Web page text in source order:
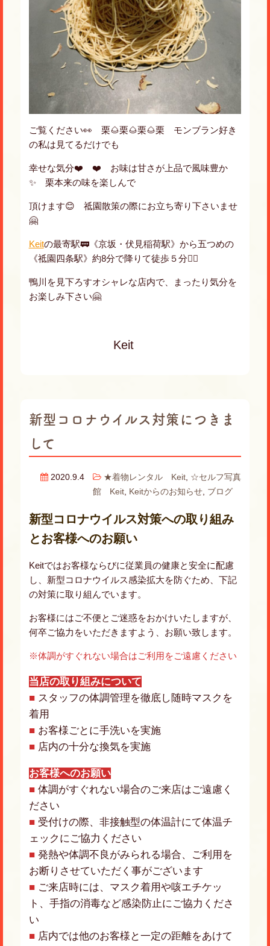
ご覧ください👀 栗🌰栗🌰栗🌰栗 モンブラン好き
の私は見てるだけでも
幸せな気分❤️ ❤️ お味は甘さが上品で風味豊か
✨ 栗本来の味を楽しんで
頂けます😊 祗園散策の際にお立ち寄り下さいませ
🤗
Keitの最寄駅🚃《京坂・伏見稲荷駅》から五つめの
《祗園四条駅》約8分で降りて徒歩５分🚶‍♂️
鴨川を見下ろすオシャレな店内で、まったり気分を
お楽しみ下さい🤗
Keit
新型コロナウイルス対策につきま
して
2020.9.4 ★着物レンタル Keit, ☆セルフ写真
館 Keit, Keitからのお知らせ, ブログ
新型コロナウイルス対策への取り組み
とお客様へのお願い
Keitではお客様ならびに従業員の健康と安全に配慮
し、新型コロナウイルス感染拡大を防ぐため、下記
の対策に取り組んでいます。
お客様にはご不便とご迷惑をおかけいたしますが、
何卒ご協力をいただきますよう、お願い致します。
※体調がすぐれない場合はご利用をご遠慮ください
当店の取り組みについて
■スタッフの体調管理を徹底し随時マスクを
着用
■お客様ごとに手洗いを実施
■店内の十分な換気を実施
お客様へのお願い
■体調がすぐれない場合のご来店はご遠慮く
ださい
■受付けの際、非接触型の体温計にて体温チ
ェックにご協力ください
■発熱や体調不良がみられる場合、ご利用を
お断りさせていただく事がございます
■ご来店時には、マスク着用や咳エチケッ
ト、手指の消毒など感染防止にご協力くださ
い
■店内では他のお客様と一定の距離をあけて